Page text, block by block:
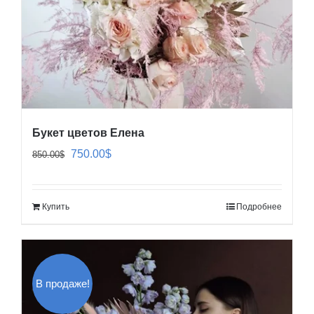
Букет цветов Елена
850.00$ Первоначальная
750.00$Текущая
Купить Подробнее
В продаже!